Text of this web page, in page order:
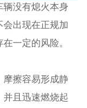
辆没有熄火本身
会出现在正规加
一定的风险。
摩擦容易形成静
并且迅速燃烧起